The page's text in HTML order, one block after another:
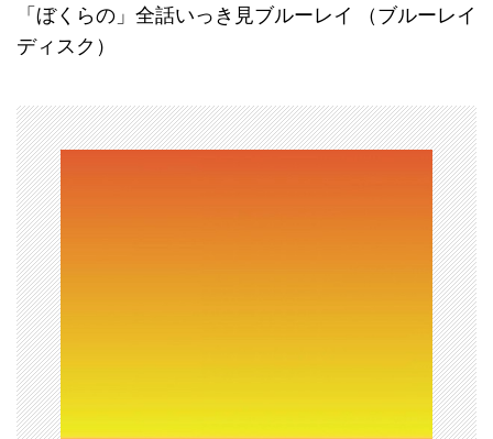
ナ
ゲ
ー
シ
ョ
ン
「ぼくらの」全話いっき見ブルーレイ （ブルーレイ
ディスク）